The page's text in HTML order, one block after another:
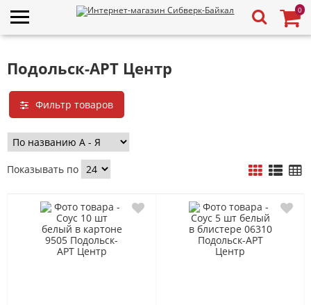
0
Подольск-АРТ Центр
Фильтр товаров
Показывать по